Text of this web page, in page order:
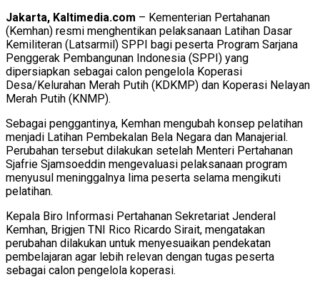
Jakarta, Kaltimedia.com – Kementerian Pertahanan
(Kemhan) resmi menghentikan pelaksanaan Latihan Dasar
Kemiliteran (Latsarmil) SPPI bagi peserta Program Sarjana
Penggerak Pembangunan Indonesia (SPPI) yang
dipersiapkan sebagai calon pengelola Koperasi
Desa/Kelurahan Merah Putih (KDKMP) dan Koperasi Nelayan
Merah Putih (KNMP).
Sebagai penggantinya, Kemhan mengubah konsep pelatihan
menjadi Latihan Pembekalan Bela Negara dan Manajerial.
Perubahan tersebut dilakukan setelah Menteri Pertahanan
Sjafrie Sjamsoeddin mengevaluasi pelaksanaan program
menyusul meninggalnya lima peserta selama mengikuti
pelatihan.
Kepala Biro Informasi Pertahanan Sekretariat Jenderal
Kemhan, Brigjen TNI Rico Ricardo Sirait, mengatakan
perubahan dilakukan untuk menyesuaikan pendekatan
pembelajaran agar lebih relevan dengan tugas peserta
sebagai calon pengelola koperasi.